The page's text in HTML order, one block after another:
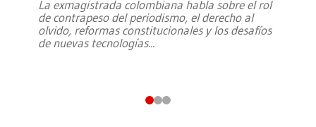
La exmagistrada colombiana habla sobre el rol
de contrapeso del periodismo, el derecho al
olvido, reformas constitucionales y los desafíos
de nuevas tecnologías...